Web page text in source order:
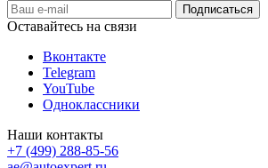
Оставайтесь на связи
Вконтакте
Telegram
YouTube
Одноклассники
Наши контакты
+7 (499) 288-85-56